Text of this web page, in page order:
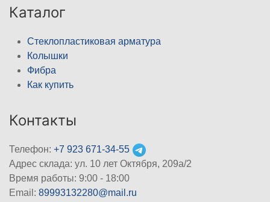
Каталог
Стеклопластиковая арматура
Колышки
Фибра
Как купить
Контакты
Телефон: +7 923 671-34-55
Адрес склада: ул. 10 лет Октября, 209а/2
Время работы: 9:00 - 18:00
Email: 89993132280@mail.ru